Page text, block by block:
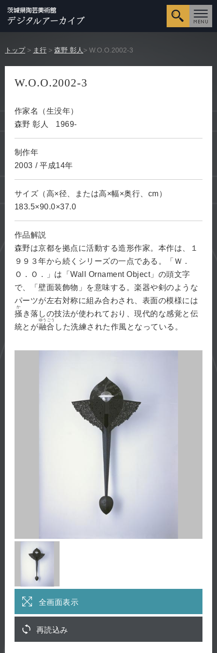
詳細検
トップ > ま行 > 森野 彰人 > W.O.O.2002-3
W.O.O.2002-3
作家名（生没年）
森野 彰人
1969-
制作年
2003 / 平成14年
サイズ（高×径、または高×幅×奥行、cm）
183.5×90.0×37.0
作品解説
森野は京都を拠点に活動する造形作家。本作は、１
９９３年から続くシリーズの一点である。「Ｗ．
Ｏ．Ｏ．」は「Wall Ornament Object」の頭文字
で、「壁面装飾物」を意味する。楽器や剣のような
パーツが左右対称に組み合わされ、表面の模様には
掻
か
き落しの技法が使われており、現代的な感覚と伝
統とが融合
ゆうごう
した洗練された作風となっている。
全画面表示
再読込み